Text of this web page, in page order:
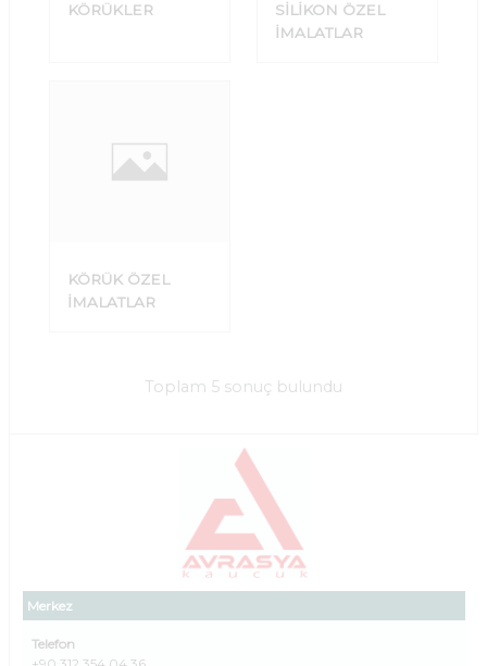
Merkez
Telefon
KÖRÜKLER
SİLİKON ÖZEL
İMALATLAR
KÖRÜK ÖZEL
İMALATLAR
Toplam 5 sonuç bulundu